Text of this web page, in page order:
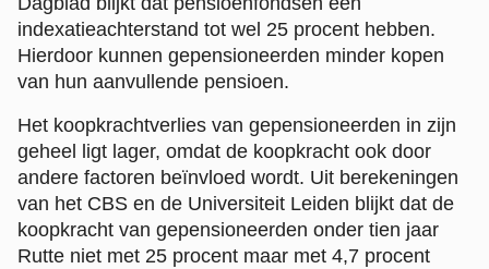
indexatieachterstand tot wel 25 procent hebben.
Hierdoor kunnen gepensioneerden minder kopen
van hun aanvullende pensioen.
Het koopkrachtverlies van gepensioneerden in zijn
geheel ligt lager, omdat de koopkracht ook door
andere factoren beïnvloed wordt. Uit berekeningen
van het CBS en de Universiteit Leiden blijkt dat de
koopkracht van gepensioneerden onder tien jaar
Rutte niet met 25 procent maar met 4,7 procent